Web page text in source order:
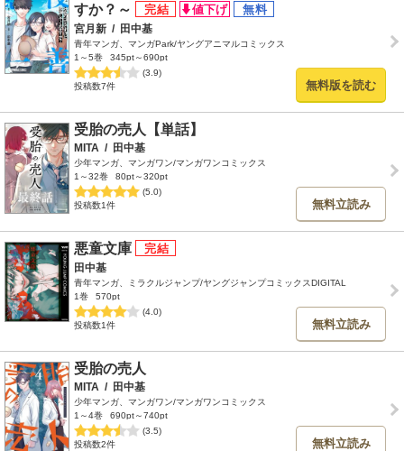
すか？～
宮月新 / 田中基
青年マンガ、マンガPark/ヤングアニマルコミックス
1～5巻
345pt～690pt
(3.9)
投稿数7件
無料版を読む
受胎の売人【単話】
MITA / 田中基
少年マンガ、マンガワン/マンガワンコミックス
1～32巻
80pt～320pt
(5.0)
投稿数1件
無料立読み
悪童文庫
田中基
青年マンガ、ミラクルジャンプ/ヤングジャンプコミックスDIGITAL
1巻
570pt
(4.0)
投稿数1件
無料立読み
受胎の売人
MITA / 田中基
少年マンガ、マンガワン/マンガワンコミックス
1～4巻
690pt～740pt
(3.5)
投稿数2件
無料立読み